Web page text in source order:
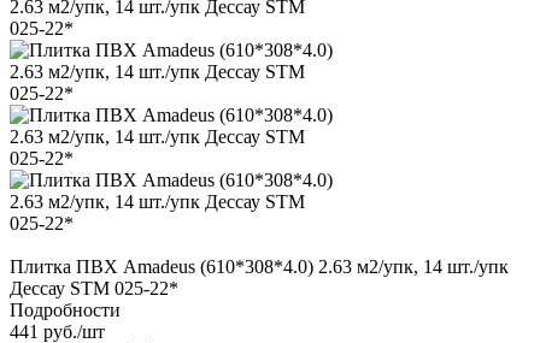
Плитка ПВХ Amadeus (610*308*4.0) 2.63 м2/упк, 14 шт./упк
Дессау STM 025-22*
Подробности
441 руб./шт